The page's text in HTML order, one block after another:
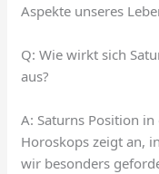
Aspekte unseres
Q: Wie wirkt sich
aus?
A: Saturns Position
Horoskops zeigt an,
wir besonders